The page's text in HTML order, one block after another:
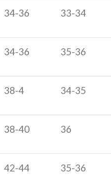
34-36 33-34
34-36 35-36
38-4 34-35
38-40 36
42-44 35-36